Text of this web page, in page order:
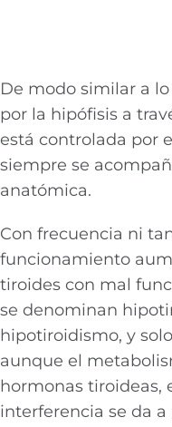
De modo similar a
por la hipófisis a
está controlada por
siempre se
anatómica.
Con frecuencia ni
funcionamiento
tiroides con mal
se denominan
hipotiroidismo, y
aunque el
hormonas tiroideas,
interferencia se da